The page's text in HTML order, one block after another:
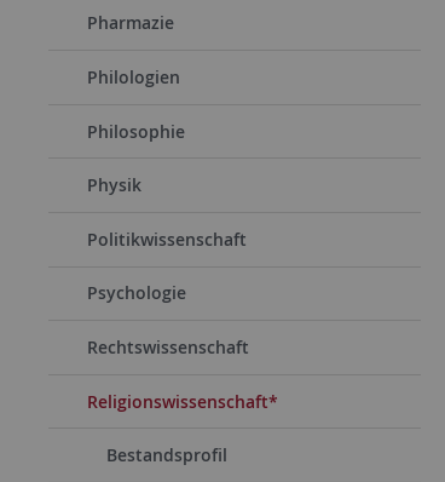
Pharmazie
Philologien
Philosophie
Physik
Politikwissenschaft
Psychologie
Rechtswissenschaft
Religionswissenschaft*
Bestandsprofil